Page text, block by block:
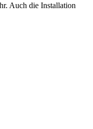
Auch die Installation